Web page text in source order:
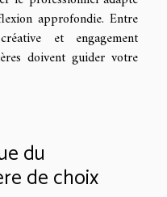
approfondie. Entre
et engagement
doivent guider votre
du
de choix